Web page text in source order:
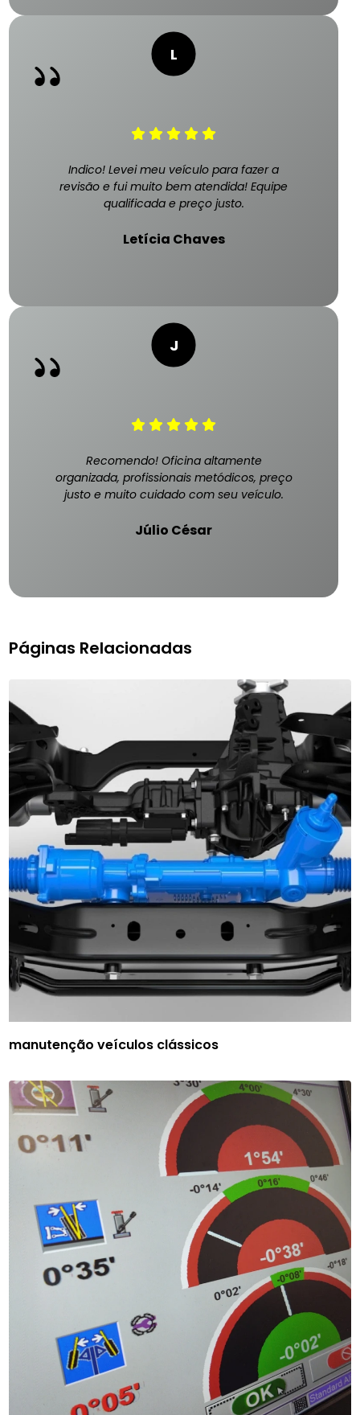
Indico! Levei meu veículo para fazer a
revisão e fui muito bem atendida! Equipe
qualificada e preço justo.
Letícia Chaves
Recomendo! Oficina altamente
organizada, profissionais metódicos, preço
justo e muito cuidado com seu veículo.
Júlio César
Páginas Relacionadas
manutenção veículos clássicos